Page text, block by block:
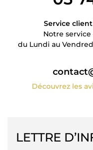
Service
Notre
du Lundi au
Découvrez les
LETTRE